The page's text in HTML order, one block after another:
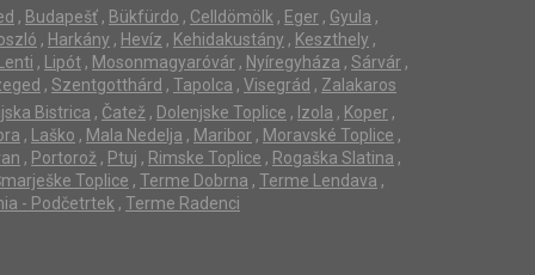
, Budapešť , Bükfürdo , Celldömölk , Eger , Gyula ,
, Harkány , Hevíz , Kehidakustány , Keszthely ,
Lenti , Lipót , Mosonmagyaróvár , Nyíregyháza , Sárvár ,
, Szentgotthárd , Tapolca , Visegrád , Zalakaros
Bistrica , Čatež , Dolenjske Toplice , Izola , Koper ,
, Laško , Mala Nedelja , Maribor , Moravské Toplice ,
, Portorož , Ptuj , Rimske Toplice , Rogaška Slatina ,
Toplice , Terme Dobrna , Terme Lendava ,
- Podčetrtek , Terme Radenci